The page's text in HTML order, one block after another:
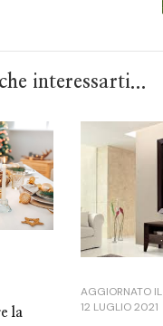
interessarti...
la
AGGIORNATO IL
12 LUGLIO 2021